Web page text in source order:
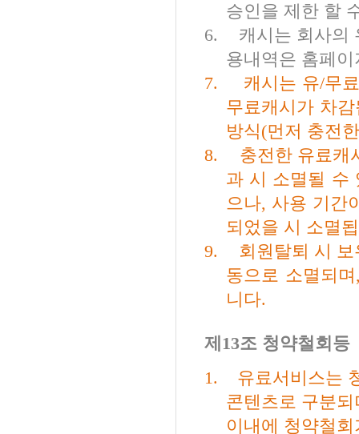
승인을 제한 할
6.
캐시는 회사의
용내역은 홈페
7.
캐시는 유/무
무료캐시가 차
방식(먼저 충전
8.
충전한 유료캐
과 시 소멸될 수
으나, 사용 기간
되었을 시 소멸
9.
회원탈퇴 시
동으로 소멸되며
니다.
제 13조 청약철회등
1.
유료서비스는
콘텐츠로 구분되
이내에 청약철